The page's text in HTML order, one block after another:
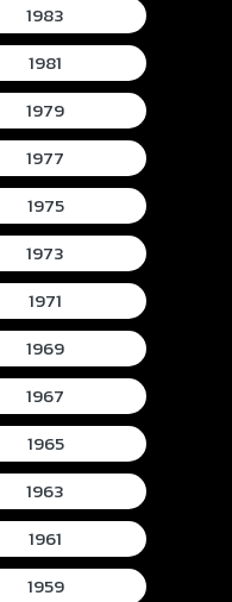
1983
1981
1979
1977
1975
1973
1971
1969
1967
1965
1963
1961
1959